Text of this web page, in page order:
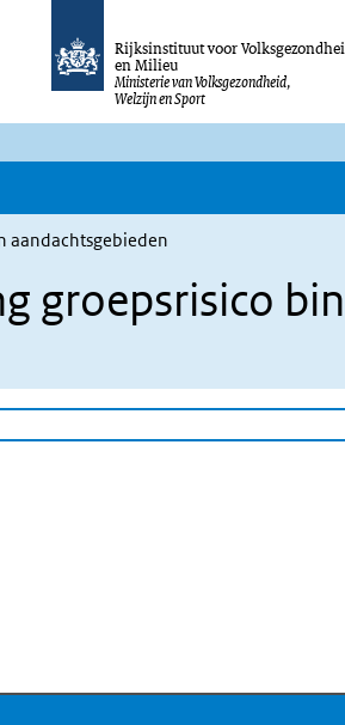
Rijksinstituut voor
en Milieu
Ministerie van Volksgezondheid,
Welzijn en Sport
aandachtsgebieden
groepsrisico